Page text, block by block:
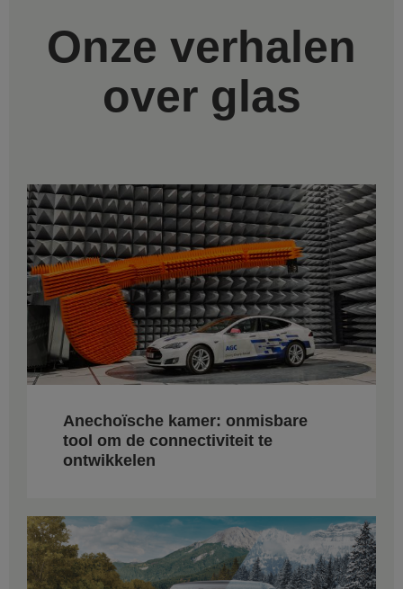
Onze verhalen
over glas
Anechoïsche kamer: onmisbare
tool om de connectiviteit te
ontwikkelen